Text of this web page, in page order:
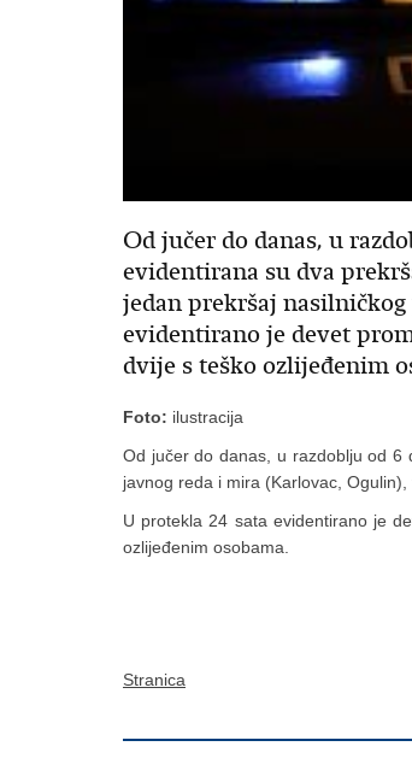
Od jučer do danas, u
evidentirana su dva
jedan prekršaj
evidentirano je devet
dvije s teško ozlijeđenim
Foto: ilustracija
Od jučer do danas, u razdoblju od 6
javnog reda i mira (Karlovac,
U protekla 24 sata evidentirano je
ozlijeđenim osobama.
Stranica